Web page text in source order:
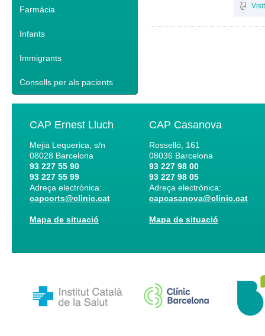
Farmàcia
Infants
Immigrants
Consells per als pacients
CAP Ernest Lluch
Mejia Lequerica, s/n
08028 Barcelona
93 227 55 90
93 227 55 99
Adreça electrònica:
capcorts@clinic.cat
Mapa de situació
CAP Casanova
Rosselló, 161
08036 Barcelona
93 227 98 00
93 227 98 05
Adreça electrònica:
capcasanova@clinic.cat
Mapa de situació